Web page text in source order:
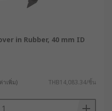
in Rubber, 40 mm ID
าเพิ่ม) THB14,083.34/ชิ้น